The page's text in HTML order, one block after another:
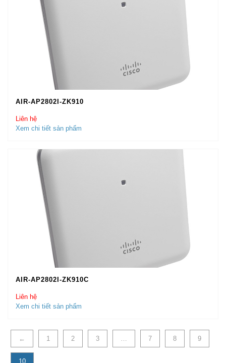
AIR-AP2802I-ZK910
Liên hệ
Xem chi tiết sản phẩm
AIR-AP2802I-ZK910C
Liên hệ
Xem chi tiết sản phẩm
← 1 2 3 … 7 8 9
10